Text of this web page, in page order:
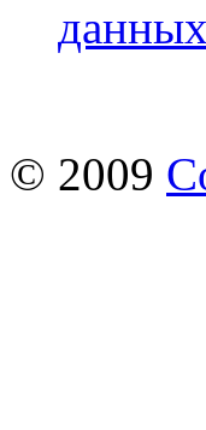
данных
© 2009